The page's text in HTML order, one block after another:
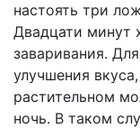
настоять три
Двадцати минут
заваривания.
улучшения
растительном
ночь. В таком